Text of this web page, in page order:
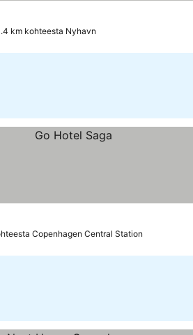
km kohteesta Nyhavn
Copenhagen Central Station